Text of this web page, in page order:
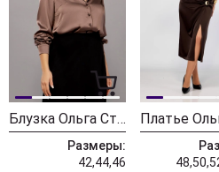
Блузка Ольга Стиль С911 кофейный
Размеры:
42,44,46